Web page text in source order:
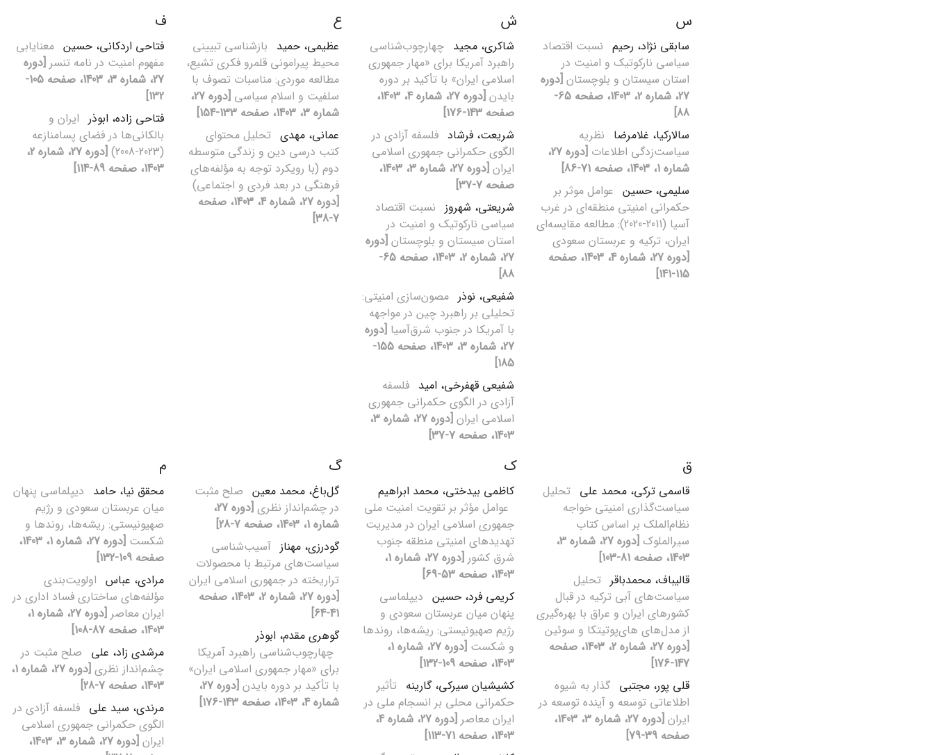
س
سابقی نژاد، رحیم نسبت اقتصاد
سیاسی نارکوتیک و امنیت در
استان سیستان و بلوچستان [دوره
27، شماره 2، 1403، صفحه 65-
88]
سالارکیا، غلامرضا نظریه
سیاست‌زدگی اطلاعات
[دوره 27،
شماره 1، 1403، صفحه 71-86]
سلیمی، حسین عوامل موثر بر
حکمرانی امنیتی منطقه‌ای در غرب
آسیا (2011-2020): مطالعه مقایسه‌ای
ایران، ترکیه و عربستان سعودی
[دوره 27، شماره 4، 1403، صفحه
115-141]
ش
شاکری، مجید چهارچوب‌شناسی
راهبرد آمریکا برای «مهار جمهوری
اسلامی ایران» با تأکید بر دوره
بایدن
[دوره 27، شماره 4، 1403،
صفحه 143-176]
شریعت، فرشاد فلسفه آزادی در
الگوی حکمرانی جمهوری اسلامی
ایران
[دوره 27، شماره 3، 1403،
صفحه 7-37]
شریعتی، شهروز نسبت اقتصاد
سیاسی نارکوتیک و امنیت در
استان سیستان و بلوچستان [دوره
27، شماره 2، 1403، صفحه 65-
88]
شفیعی، نوذر مصون‌سازی امنیتی:
تحلیلی بر راهبرد چین در مواجهه
با آمریکا در جنوب شرق‌آسیا [دوره
27، شماره 3، 1403، صفحه 155-
185]
شفیعی قهفرخی، امید فلسفه
آزادی در الگوی حکمرانی جمهوری
اسلامی ایران
[دوره 27، شماره 3،
1403، صفحه 7-37]
ع
عظیمی، حمید بازشناسی تبیینی
محیط پیرامونی قلمرو فکری تشیع،
مطالعه موردی: مناسبات تصوف با
سلفیت و اسلام سیاسی
[دوره 27،
شماره 3، 1403، صفحه 133-154]
عمانی، مهدی تحلیل محتوای
کتب درسی دین و زندگی متوسطه
دوم (با رویکرد توجه به مؤلفه‌های
فرهنگی در بعد فردی و اجتماعی)
[دوره 27، شماره 4، 1403، صفحه
7-38]
ف
فتاحی اردکانی، حسین معنایابی
مفهوم امنیت در نامه تنسر [دوره
27، شماره 3، 1403، صفحه 105-
132]
فتاحی زاده، ابوذر ایران و
بالکانی‌ها در فضای پسامنازعه
(2023-2008)
[دوره 27، شماره 2،
1403، صفحه 89-114]
ق
قاسمی ترکی، محمد علی تحلیل
سیاست‌گذاری امنیتی خواجه
نظام‌الملک بر اساس کتاب
سیرالملوک
[دوره 27، شماره 3،
1403، صفحه 81-103]
قالیباف، محمدباقر تحلیل
سیاست‌های آبی ترکیه در قبال
کشورهای ایران و عراق با بهره‌گیری
از مدل‌های های‌پوتیتکا و سوئین
[دوره 27، شماره 2، 1403، صفحه
147-176]
قلی پور، مجتبی گذار به شیوه
اطلاعاتی توسعه و آینده توسعه در
ایران
[دوره 27، شماره 3، 1403،
صفحه 39-79]
ک
کاظمی بیدختی، محمد ابراهیم
عوامل مؤثر بر تقویت امنیت ملی
جمهوری اسلامی ایران در مدیریت
تهدیدهای امنیتی منطقه جنوب
شرق کشور
[دوره 27، شماره 1،
1403، صفحه 53-69]
کریمی فرد، حسین دیپلماسی
پنهان میان عربستان سعودی و
رژیم صهیونیستی: ریشه‌‏ها، روندها
و شکست
[دوره 27، شماره 1،
1403، صفحه 109-132]
کشیشیان سیرکی، گارینه تأثیر
حکمرانی محلی بر انسجام ملی در
ایران معاصر
[دوره 27، شماره 4،
1403، صفحه 71-113]
گ
گل‌باغ، محمد معین صلح مثبت
در چشم‌انداز نظری
[دوره 27،
شماره 1، 1403، صفحه 7-28]
گودرزی، مهناز آسیب‌شناسی
سیاست‌های مرتبط با محصولات
تراریخته در جمهوری اسلامی ایران
[دوره 27، شماره 2، 1403، صفحه
41-64]
گوهری مقدم، ابوذر
چهارچوب‌شناسی راهبرد آمریکا
برای «مهار جمهوری اسلامی ایران»
با تأکید بر دوره بایدن
[دوره 27،
شماره 4، 1403، صفحه 143-176]
م
محقق نیا، حامد دیپلماسی پنهان
میان عربستان سعودی و رژیم
صهیونیستی: ریشه‌‏ها، روندها و
شکست
[دوره 27، شماره 1، 1403،
صفحه 109-132]
مرادی، عباس اولویت‌بندی
مؤلفه‌های ساختاری فساد اداری در
ایران معاصر
[دوره 27، شماره 1،
1403، صفحه 87-108]
مرشدی زاد، علی صلح مثبت در
چشم‌انداز نظری
[دوره 27، شماره 1،
1403، صفحه 7-28]
مرندی، سید علی فلسفه آزادی در
الگوی حکمرانی جمهوری اسلامی
ایران
[دوره 27، شماره 3، 1403،